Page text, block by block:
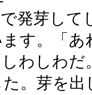
発芽し
す。「
わしわ
。芽を